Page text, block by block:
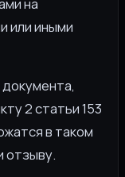
или иными
2 статьи 153
в таком
отзыву.